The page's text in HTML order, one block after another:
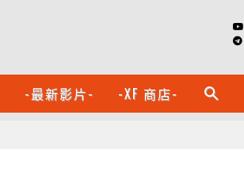
-最新影片- -XF 商店- search